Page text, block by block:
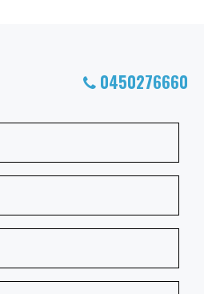
0450276660